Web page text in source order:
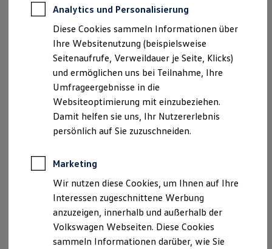
Professional Class bei Volkswagen
Behörden
Direktkunden
Sonderfahrzeuge
Anpfiff zum Gewinn
Elektromobilität
Elektroautos
ID. Tutorials
Elektrofahrzeugkonzepte
ID. EVERY1
Reichweite
Rekuperation
Laden unterwegs
Laden Zuhause
Ladestationen finden
Ladezeitensimulator
Batterie
Sicherheit
Autohaus Krammer GmbHDEggendorfer Straße 48
94491 Hengersberg
Telefon: 0 99 01 / 9 34 70
Fax: 0 99 01 / 93 47 47
E-Mail:info@autohaus-krammer.de
Geschäftsführer: Katharina Krammer, Felix Krammer
USt. ID-Nummer: DE 218 20 7767
Handelsregister: Deggendorf HRA 2346
Versicherungsvermittlerregister: 239/80464
Hinweis gemäß § 36
Verbraucherstreitbeilegungsgesetz (VSBG)
Wir sind zur Teilnahme an einem
Streitbeilegungsverfahren bei folgender
Verbraucherschlichtungsstelle bereit:
Analytics und Personalisierung
Diese Cookies sammeln Informationen über
Ihre Websitenutzung (beispielsweise
Seitenaufrufe, Verweildauer je Seite, Klicks)
und ermöglichen uns bei Teilnahme, Ihre
Umfrageergebnisse in die
Websiteoptimierung mit einzubeziehen.
Damit helfen sie uns, Ihr Nutzererlebnis
persönlich auf Sie zuzuschneiden.
Marketing
Wir nutzen diese Cookies, um Ihnen auf Ihre
Interessen zugeschnittene Werbung
anzuzeigen, innerhalb und außerhalb der
Volkswagen Webseiten. Diese Cookies
sammeln Informationen darüber, wie Sie